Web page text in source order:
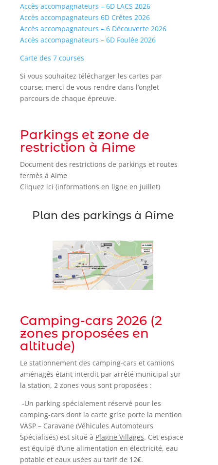
Accès accompagnateurs – 6D LACS 2026
Accès accompagnateurs 6D Crêtes 2026
Accès accompagnateurs – 6 Découverte 2026
Accès accompagnateurs – 6D Foulée 2026
Carte des 7 courses
Si vous souhaitez télécharger les cartes par
course, merci de vous rendre dans l’onglet
parcours de chaque épreuve.
Parkings et zone de
restriction à Aime
Document des restrictions de parkings et routes
fermés à Aime
Cliquez ici (informations en ligne en juillet)
Plan des parkings à Aime
Camping-cars 2026 (2
zones proposées en
altitude)
Le stationnement des camping-cars et camions
aménagés étant interdit par arrêté municipal sur
la station, 2 zones vous sont proposées :
-Un parking spécialement réservé pour les
camping-cars dont la carte grise porte la mention
VASP – Caravane (Véhicules Automoteurs
Spécialisés) est situé à Plagne Villages. Cet espace
est équipé d’une alimentation en électricité, eau
potable et eaux usées au tarif de 12€.